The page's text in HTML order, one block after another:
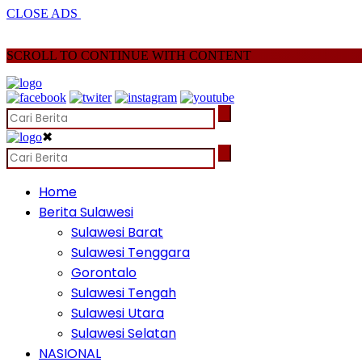
CLOSE ADS
SCROLL TO CONTINUE WITH CONTENT
✖
Home
Berita Sulawesi
Sulawesi Barat
Sulawesi Tenggara
Gorontalo
Sulawesi Tengah
Sulawesi Utara
Sulawesi Selatan
NASIONAL